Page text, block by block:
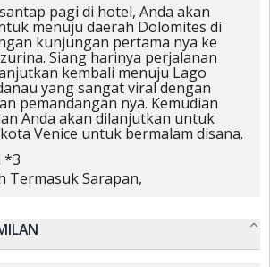
pagi di hotel, Anda akan
menuju daerah Dolomites di
kunjungan pertama nya ke
Siang harinya perjalanan
kembali menuju Lago
yang sangat viral dengan
pemandangan nya. Kemudian
Anda akan dilanjutkan untuk
Venice untuk bermalam disana.
*3
TermasukSarapan,